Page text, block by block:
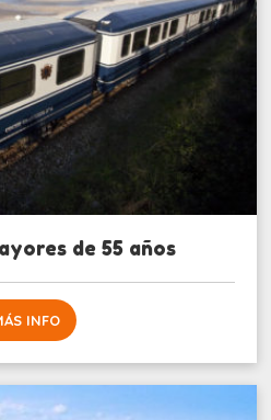
de 55 años
INFO